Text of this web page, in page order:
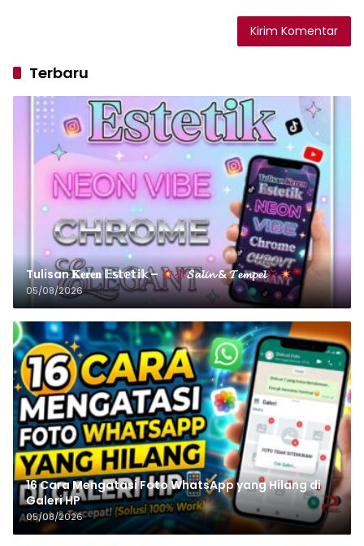
Terbaru
Tulisan 𝐊𝐞𝐫𝐞𝐧 𝔼𝕤𝕥𝕖𝕥𝕚𝕜 – 𝓢𝓪𝓵𝓲𝓷 & 𝓣𝓮𝓶𝓹𝓮𝓵
05/08/2026
16 Cara Mengatasi Foto WhatsApp yang Hilang di
Galeri HP
05/08/2026